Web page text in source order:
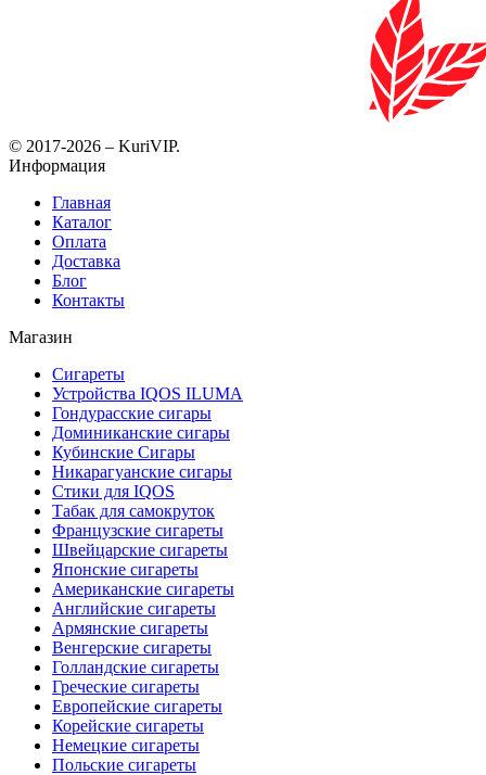
© 2017-2026 – KuriVIP.
Информация
Главная
Каталог
Оплата
Доставка
Блог
Контакты
Магазин
Сигареты
Устройства IQOS ILUMA
Гондурасские сигары
Доминиканские сигары
Кубинские Сигары
Никарагуанские сигары
Стики для IQOS
Табак для самокруток
Французские сигареты
Швейцарские сигареты
Японские сигареты
Американские сигареты
Английские сигареты
Армянские сигареты
Венгерские сигареты
Голландские сигареты
Греческие сигареты
Европейские сигареты
Корейские сигареты
Немецкие сигареты
Польские сигареты